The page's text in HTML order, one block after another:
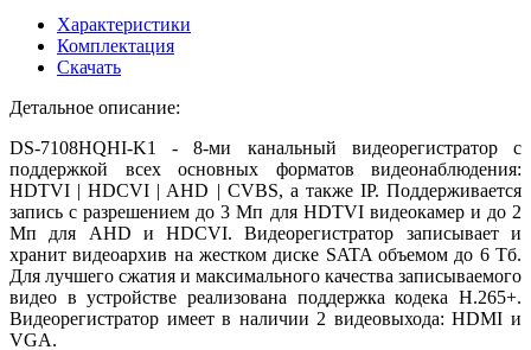
Характеристики
Комплектация
Скачать
Детальное описание:
DS-7108HQHI-K1 - 8-ми канальный видеорегистратор с
поддержкой всех основных форматов видеонаблюдения:
HDTVI | HDCVI | AHD | CVBS, а также IP. Поддерживается
запись с разрешением до 3 Мп для HDTVI видеокамер и до 2
Мп для AHD и HDCVI. Видеорегистратор записывает и
хранит видеоархив на жестком диске SATA объемом до 6 Тб.
Для лучшего сжатия и максимального качества записываемого
видео в устройстве реализована поддержка кодека H.265+.
Видеорегистратор имеет в наличии 2 видеовыхода: HDMI и
VGA.